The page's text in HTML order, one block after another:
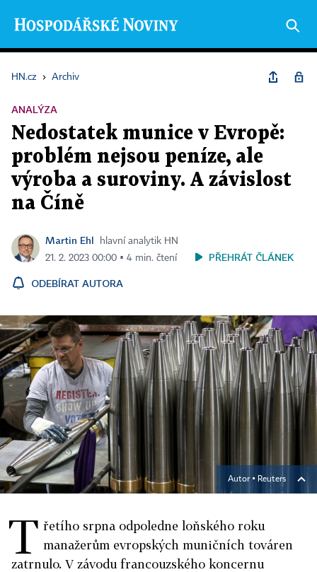
HN.cz › Archiv
ANALÝZA
Nedostatek munice v Evropě:
problém nejsou peníze, ale
výroba a suroviny. A závislost
na Číně
Martin Ehl
hlavní analytik HN
21. 2. 2023 00:00 ▪ 4 min. čtení
PŘEHRÁT ČLÁNEK
ODEBÍRAT AUTORA
Autor ▪ Reuters
T řetího srpna odpoledne loňského roku
manažerům evropských muničních továren
zatrnulo. V závodu francouzského koncernu